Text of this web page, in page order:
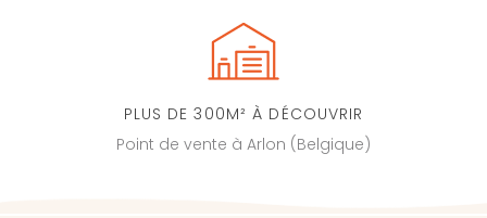
PLUS DE 300M² À DÉCOUVRIR
Point de vente à Arlon (Belgique)